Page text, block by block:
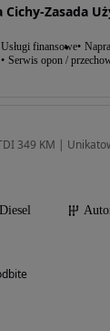
Cichy-Zasada
Usługi finansowe
Serwis opon /
349 KM |
Diesel